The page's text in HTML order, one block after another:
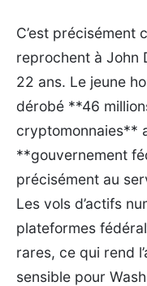
C’est précisément
reprochent à John
22 ans. Le jeune
dérobé **46
cryptomonnaies**
**gouvernement
précisément au
Les vols d’actifs
plateformes
rares, ce qui rend
sensible pour